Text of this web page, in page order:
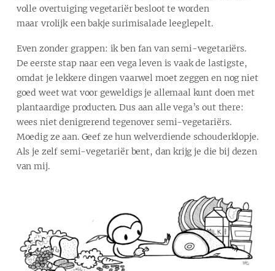
volle overtuiging vegetariër besloot te worden
maar vrolijk een bakje surimisalade leeglepelt.
Even zonder grappen: ik ben fan van semi-vegetariërs.
De eerste stap naar een vega leven is vaak de lastigste,
omdat je lekkere dingen vaarwel moet zeggen en nog niet
goed weet wat voor geweldigs je allemaal kunt doen met
plantaardige producten. Dus aan alle vega’s out there:
wees niet denigrerend tegenover semi-vegetariërs.
Moedig ze aan. Geef ze hun welverdiende schouderklopje.
Als je zelf semi-vegetariër bent, dan krijg je die bij dezen
van mij.